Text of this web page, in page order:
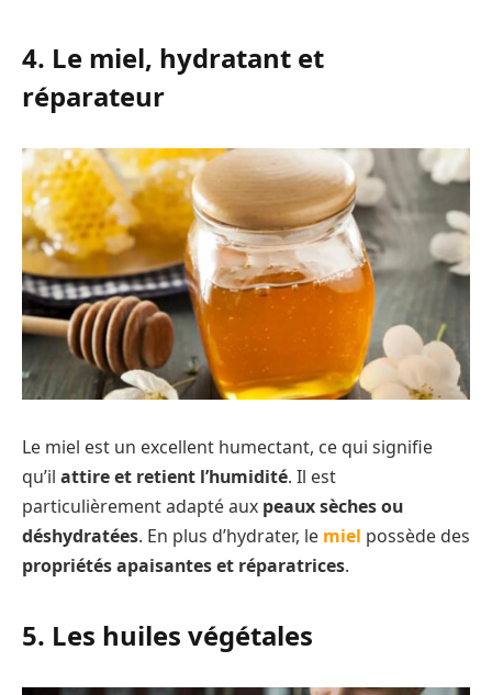
4. Le miel, hydratant et
réparateur
Le miel est un excellent humectant, ce qui signifie
qu’il attire et retient l’humidité. Il est
particulièrement adapté aux peaux sèches ou
déshydratées. En plus d’hydrater, le miel possède des
propriétés apaisantes et réparatrices.
5. Les huiles végétales